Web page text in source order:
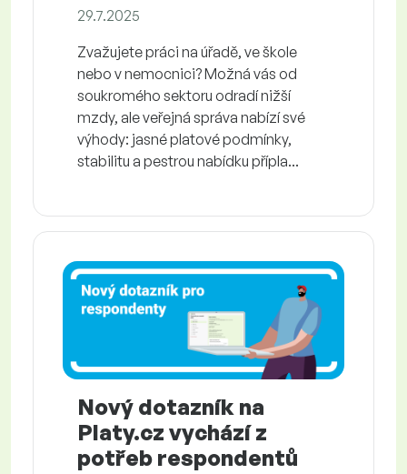
29.7.2025
Zvažujete práci na úřadě, ve škole
nebo v nemocnici? Možná vás od
soukromého sektoru odradí nižší
mzdy, ale veřejná správa nabízí své
výhody: jasné platové podmínky,
stabilitu a pestrou nabídku přípla...
Nový dotazník na
Platy.cz vychází z
potřeb respondentů